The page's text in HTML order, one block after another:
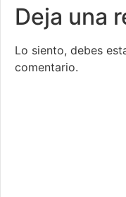
Deja una
Lo siento, debes
comentario.